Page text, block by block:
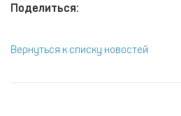
Поделиться:
Вернуться к списку новостей